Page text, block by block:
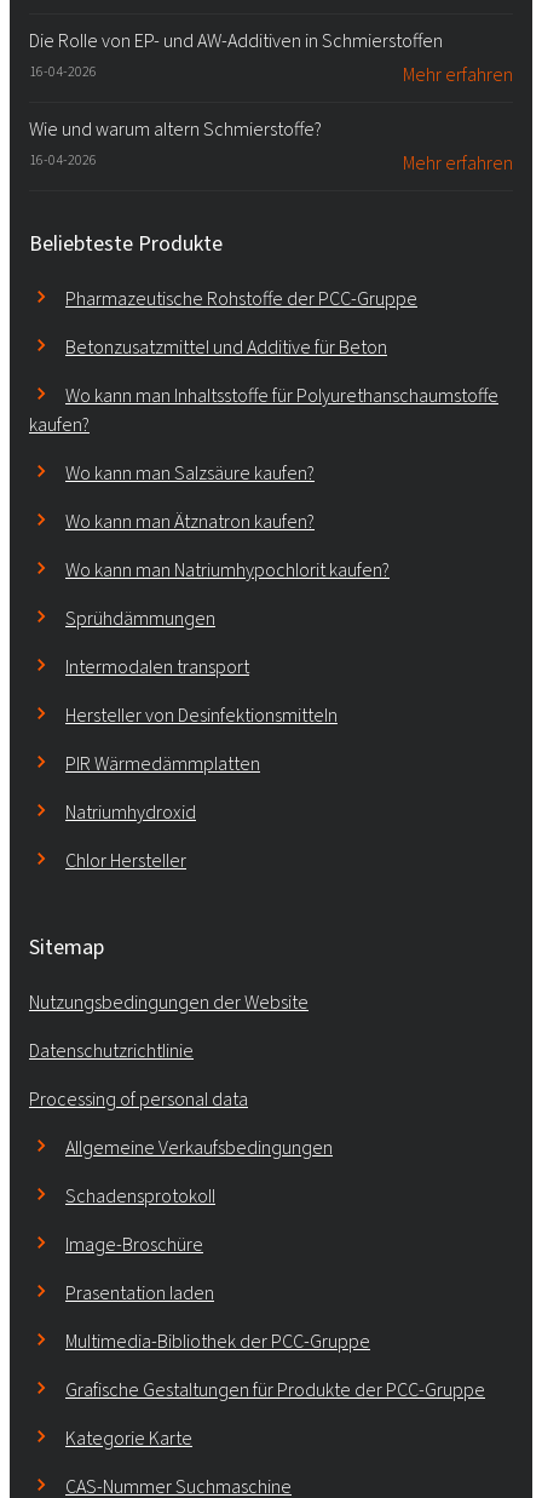
Die Rolle von EP- und AW-Additiven in Schmierstoffen
16-04-2026 Mehr erfahren
Wie und warum altern Schmierstoffe?
16-04-2026 Mehr erfahren
Beliebteste Produkte
Pharmazeutische Rohstoffe der PCC-Gruppe
Betonzusatzmittel und Additive für Beton
Wo kann man Inhaltsstoffe für Polyurethanschaumstoffe
kaufen?
Wo kann man Salzsäure kaufen?
Wo kann man Ätznatron kaufen?
Wo kann man Natriumhypochlorit kaufen?
Sprühdämmungen
Intermodalen transport
Hersteller von Desinfektionsmitteln
PIR Wärmedämmplatten
Natriumhydroxid
Chlor Hersteller
Sitemap
Nutzungsbedingungen der Website
Datenschutzrichtlinie
Processing of personal data
Allgemeine Verkaufsbedingungen
Schadensprotokoll
Image-Broschüre
Prasentation laden
Multimedia-Bibliothek der PCC-Gruppe
Grafische Gestaltungen für Produkte der PCC-Gruppe
Kategorie Karte
CAS-Nummer Suchmaschine